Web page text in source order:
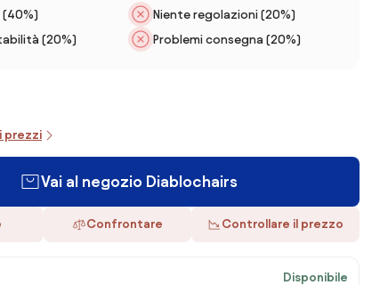
(20%)
Niente regolazioni (20%)
Problemi consegna (20%)
prezzi
Vai al negozio Diablochairs
Confrontare Controllare il prezzo
Disponibile